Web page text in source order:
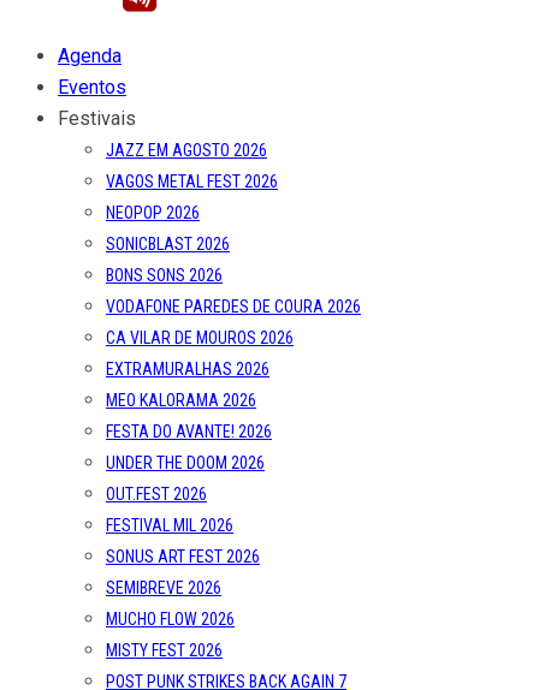
Agenda
Eventos
Festivais
JAZZ EM AGOSTO 2026
VAGOS METAL FEST 2026
NEOPOP 2026
SONICBLAST 2026
BONS SONS 2026
VODAFONE PAREDES DE COURA 2026
CA VILAR DE MOUROS 2026
EXTRAMURALHAS 2026
MEO KALORAMA 2026
FESTA DO AVANTE! 2026
UNDER THE DOOM 2026
OUT.FEST 2026
FESTIVAL MIL 2026
SONUS ART FEST 2026
SEMIBREVE 2026
MUCHO FLOW 2026
MISTY FEST 2026
POST PUNK STRIKES BACK AGAIN 7